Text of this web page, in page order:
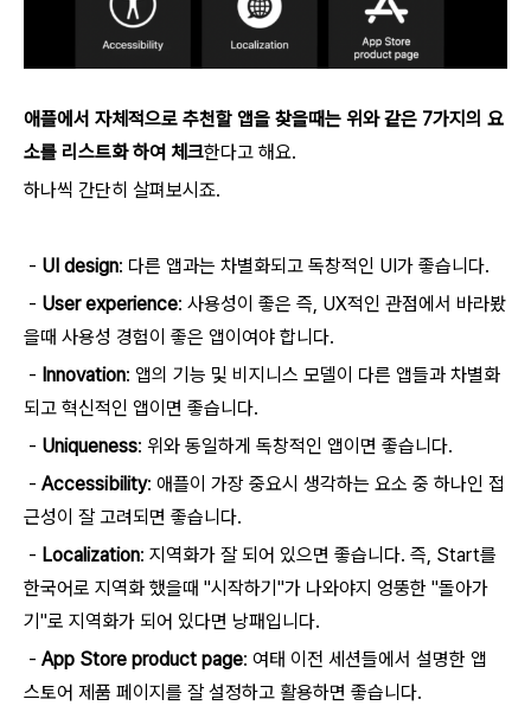
애플에서 자체적으로 추천할 앱을 찾을때는 위와 같은 7가지의 요
소를 리스트화 하여 체크한다고 해요.
하나씩 간단히 살펴보시죠.
- UI design: 다른 앱과는 차별화되고 독창적인 UI가 좋습니다.
- User experience: 사용성이 좋은 즉, UX적인 관점에서 바라봤
을때 사용성 경험이 좋은 앱이여야 합니다.
- Innovation: 앱의 기능 및 비지니스 모델이 다른 앱들과 차별화
되고 혁신적인 앱이면 좋습니다.
- Uniqueness: 위와 동일하게 독창적인 앱이면 좋습니다.
- Accessibility: 애플이 가장 중요시 생각하는 요소 중 하나인 접
근성이 잘 고려되면 좋습니다.
- Localization: 지역화가 잘 되어 있으면 좋습니다. 즉, Start를
한국어로 지역화 했을때 "시작하기"가 나와야지 엉뚱한 "돌아가
기"로 지역화가 되어 있다면 낭패입니다.
- App Store product page: 여태 이전 세션들에서 설명한 앱
스토어 제품 페이지를 잘 설정하고 활용하면 좋습니다.